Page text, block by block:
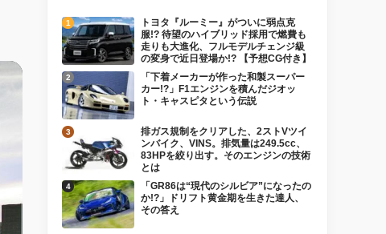
トヨタ『ルーミー』がついに弱点克
服!? 待望のハイブリッド採用で燃費も
走りも大進化、フルモデルチェンジ級
の変身で近日登場か!? 【予想CG付き】
「下着メーカーが作った和製スーパー
カー!?」F1エンジンを積んだジオッ
ト・キャスピタという伝説
排ガス規制をクリアした、2ストVツイ
ンバイク、VINS。排気量は249.5cc、
83HPを絞り出す。そのエンジンの技術
とは
「GR86は“現代のシルビア”になったの
か!?」ドリフト黄金期を生きた達人、
その答え